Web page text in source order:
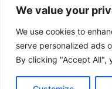
We value your
We use cookies to
serve personalized ads
By clicking "Accept All",
Copyright © 2026 Not